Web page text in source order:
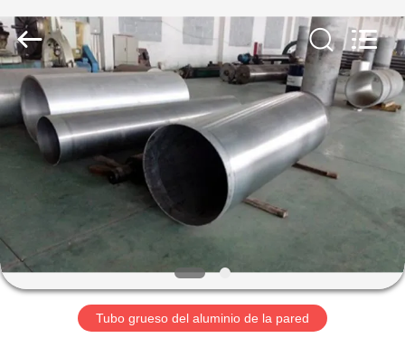
HOGAR
PRODUCTOS
NOSOTROS
VIAJE
Huanyu
Aluminum
Material
Co.,
Ltd..
All
Rights
Reserved.
Tubo grueso del aluminio de la pared